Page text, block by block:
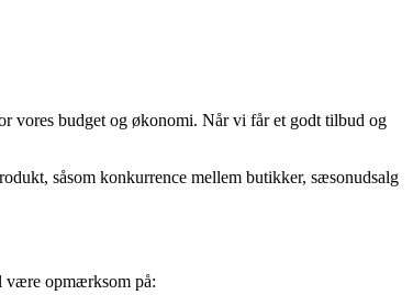
vores budget og økonomi. Når vi får et godt tilbud og
såsom konkurrence mellem butikker, sæsonudsalg
være opmærksom på: